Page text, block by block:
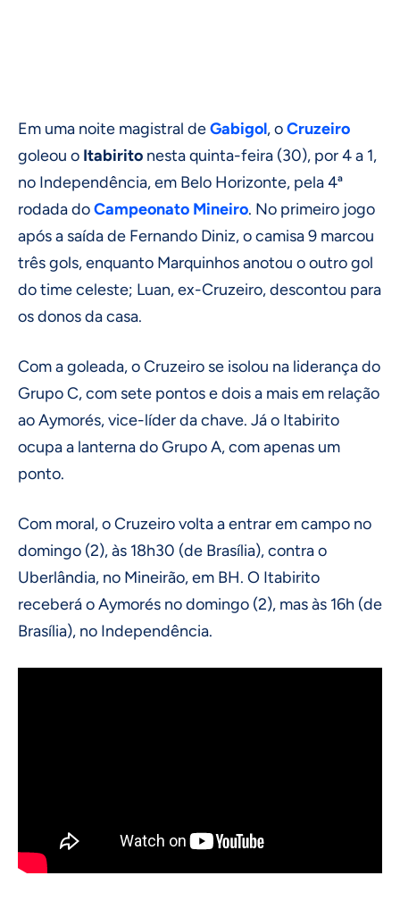
Em uma noite magistral deGabigol, oCruzeiro
goleou o Itabirito nesta quinta-feira (30), por 4 a 1,
no Independência, em Belo Horizonte, pela 4ª
rodada doCampeonato Mineiro. No primeiro jogo
após a saída de Fernando Diniz, o camisa 9 marcou
três gols, enquanto Marquinhos anotou o outro gol
do time celeste; Luan, ex-Cruzeiro, descontou para
os donos da casa.
Com a goleada, o Cruzeiro se isolou na liderança do
Grupo C, com sete pontos e dois a mais em relação
ao Aymorés, vice-líder da chave. Já o Itabirito
ocupa a lanterna do Grupo A, com apenas um
ponto.
Com moral, o Cruzeiro volta a entrar em campo no
domingo (2), às 18h30 (de Brasília), contra o
Uberlândia, no Mineirão, em BH. O Itabirito
receberá o Aymorés no domingo (2), mas às 16h (de
Brasília), no Independência.